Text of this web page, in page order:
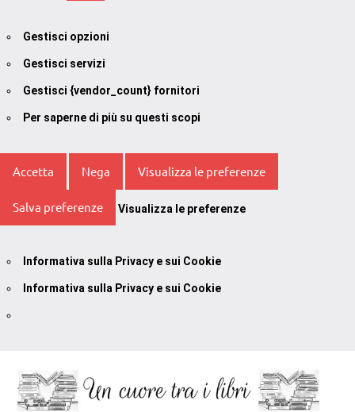
Gestisci opzioni
Gestisci servizi
Gestisci {vendor_count} fornitori
Per saperne di più su questi scopi
Accetta Nega Visualizza le preferenze
Salva preferenze Visualizza le preferenze
Informativa sulla Privacy e sui Cookie
Informativa sulla Privacy e sui Cookie
contenuto